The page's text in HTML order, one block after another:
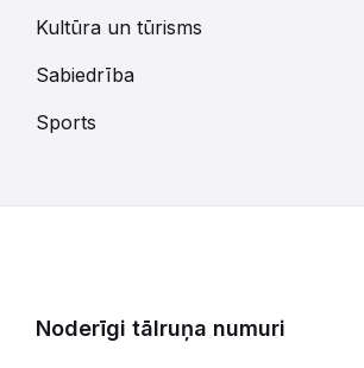
Kultūra un tūrisms
Sabiedrība
Sports
Noderīgi tālruņa numuri